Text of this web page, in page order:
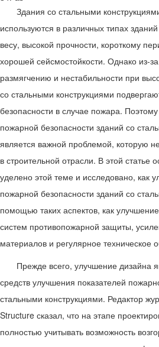
Здания со стальными
используются в различных типах
весу, высокой прочности, короткому
хорошей сейсмостойкости. Однако из-
размягчению и нестабильности при
со стальными конструкциями
безопасности в случае пожара.
пожарной безопасности зданий со
является важной проблемой, которую
в строительной отрасли. В этой статье
уделено этой теме и исследовано, как
пожарной безопасности зданий со
помощью таких аспектов, как
систем противопожарной защиты,
материалов и регулярное техническое
Прежде всего, улучшение дизайна
средств улучшения показателей
стальными конструкциями. Редактор
Structure сказал, что на этапе
полностью учитывать возможность